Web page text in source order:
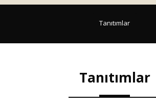
Tanıtımlar
Tanıtımlar